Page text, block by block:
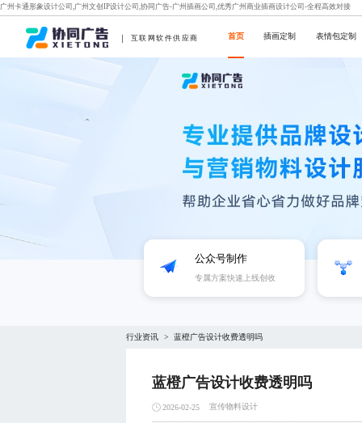
广州卡通形象设计公司,广州文创IP设计公司,协同广告-广州插画公司,优秀广州商业插画设计公司-全程高效对接
互联网软件供应商 首页 插画定制 表情包定制
公众号制作
专属方案快速上线创收
行业资讯 > 蓝橙广告设计收费透明吗
蓝橙广告设计收费透明吗
2026-02-25 宣传物料设计